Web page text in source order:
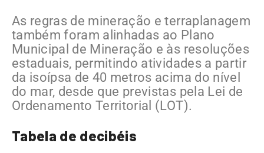
As regras de mineração e terraplanagem
também foram alinhadas ao Plano
Municipal de Mineração e às resoluções
estaduais, permitindo atividades a partir
da isoípsa de 40 metros acima do nível
do mar, desde que previstas pela Lei de
Ordenamento Territorial (LOT).
Tabela de decibéis